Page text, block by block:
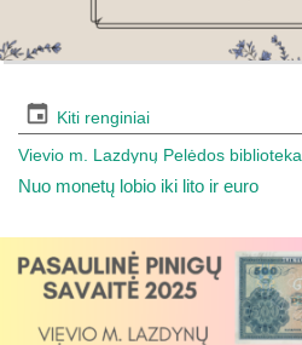
Kiti renginiai
Vievio m. Lazdynų Pelėdos biblioteka
Nuo monetų lobio iki lito ir euro